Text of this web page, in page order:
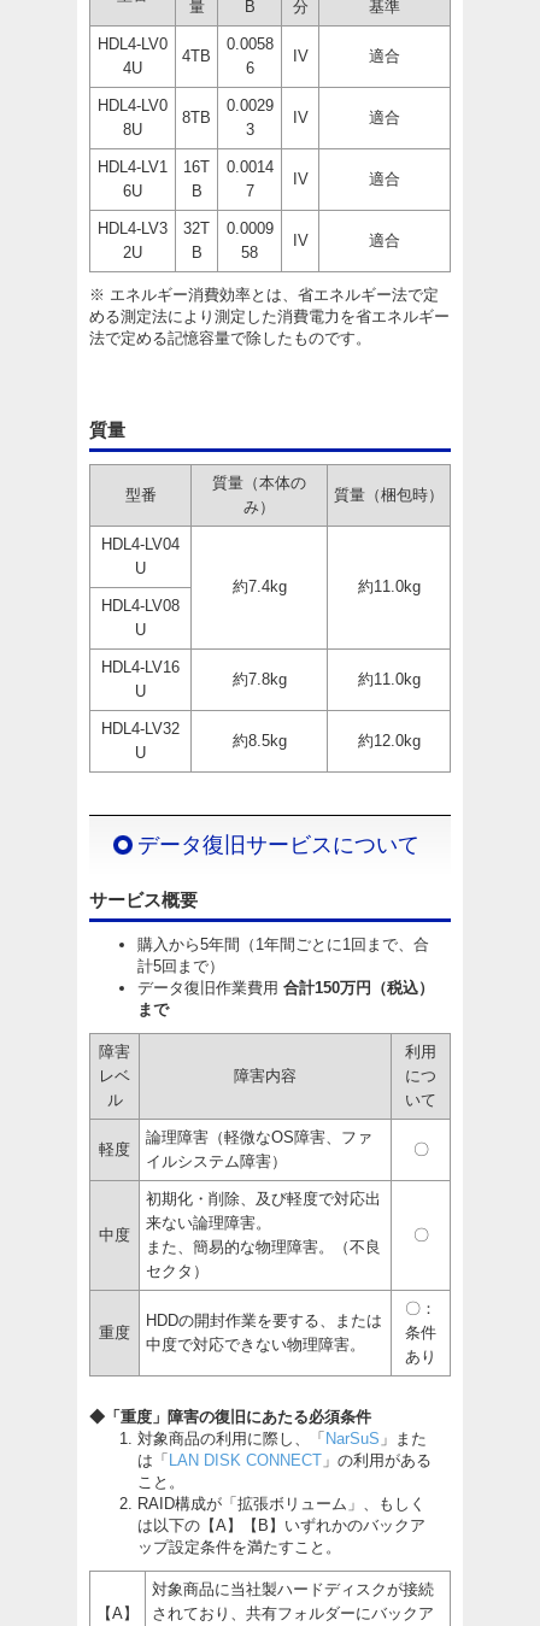
量 B 分 基準
HDL4-LV0
4U
4TB
0.0058
6
IV 適合
HDL4-LV0
8U
8TB
0.0029
3
IV 適合
HDL4-LV1
6U
16T
B
0.0014
7
IV 適合
HDL4-LV3
2U
32T
B
0.0009
58
IV 適合
※ エネルギー消費効率とは、省エネルギー法で定
める測定法により測定した消費電力を省エネルギー
法で定める記憶容量で除したものです。
質量
型番
質量（本体の
み）
質量（梱包時）
HDL4-LV04
U
約7.4kg
約11.0kg
HDL4-LV08
U
HDL4-LV16
U
約7.8kg 約11.0kg
HDL4-LV32
U
約8.5kg 約12.0kg
データ復旧サービスについて
サービス概要
購入から5年間（1年間ごとに1回まで、合
計5回まで）
データ復旧作業費用 合計150万円（税込）
まで
障害
レベ
ル
障害内容
利用
につ
いて
軽度
論理障害（軽微なOS障害、ファ
イルシステム障害）
〇
中度
初期化・削除、及び軽度で対応出
来ない論理障害。
また、簡易的な物理障害。（不良
セクタ）
〇
重度
HDDの開封作業を要する、または
中度で対応できない物理障害。
〇：
条件
あり
◆「重度」障害の復旧にあたる必須条件
対象商品の利用に際し、「 NarSuS 」また
は「
LAN DISK CONNECT 」の利用がある
こと。
RAID構成が「拡張ボリューム」、もしく
は以下の【A】【B】いずれかのバックア
ップ設定条件を満たすこと。
【A】
対象商品に当社製ハードディスクが接続
されており、共有フォルダーにバックア